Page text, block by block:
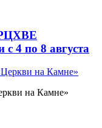
РЦХВЕ
4 по 8 августа
на Камне»